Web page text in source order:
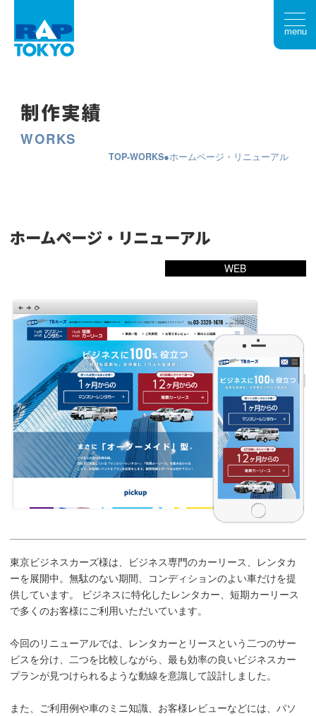
menu
制作実績
WORKS
TOP WORKS ホームページ・リニューアル
ホームページ・リニューアル
WEB
東京ビジネスカーズ様は、ビジネス専門のカーリース、レンタカ
ーを展開中。無駄のない期間、コンディションのよい車だけを提
供しています。 ビジネスに特化したレンタカー、短期カーリース
で多くのお客様にご利用いただいています。
今回のリニューアルでは、レンタカーとリースという二つのサー
ビスを分け、二つを比較しながら、最も効率の良いビジネスカー
プランが見つけられるような動線を意識して設計しました。
また、ご利用例や車のミニ知識、お客様レビューなどには、パソ